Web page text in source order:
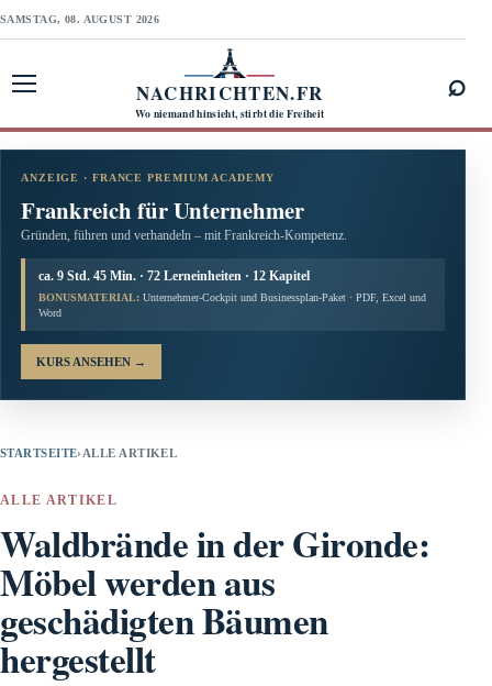
SAMSTAG, 08. AUGUST 2026
NACHRICHTEN.FR
Wo niemand hinsieht, stirbt die Freiheit
⌕
ANZEIGE · FRANCE PREMIUM ACADEMY
Frankreich für Unternehmer
Gründen, führen und verhandeln – mit Frankreich-Kompetenz.
ca. 9 Std. 45 Min. · 72 Lerneinheiten · 12 Kapitel
BONUSMATERIAL: Unternehmer-Cockpit und Businessplan-Paket · PDF, Excel und
Word
KURS ANSEHEN →
STARTSEITE› ALLE ARTIKEL
ALLE ARTIKEL
Waldbrände in der Gironde:
Möbel werden aus
geschädigten Bäumen
hergestellt